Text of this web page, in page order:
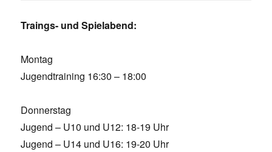
Traings- und Spielabend:
Montag
Jugendtraining 16:30 – 18:00
Donnerstag
Jugend – U10 und U12: 18-19 Uhr
Jugend – U14 und U16: 19-20 Uhr